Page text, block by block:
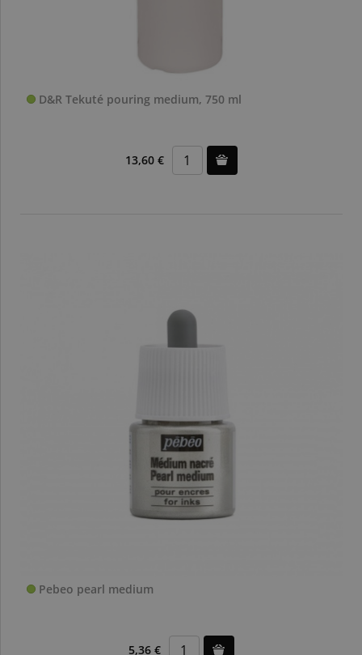
D&R Tekuté pouring medium, 750 ml
13,60 €
Pebeo pearl medium
5,36 €